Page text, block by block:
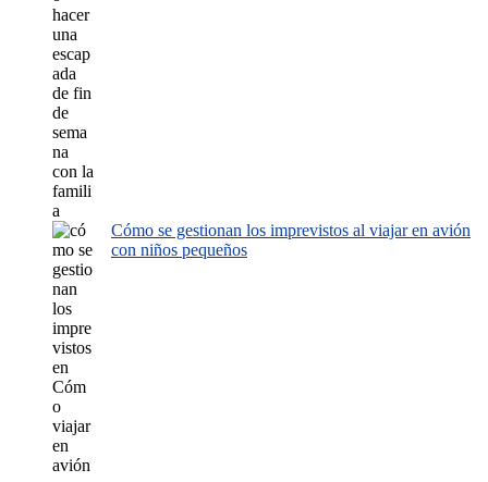
Cómo se gestionan los imprevistos al viajar en avión
con niños pequeños